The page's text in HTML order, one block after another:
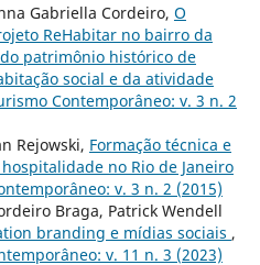
Gabriella Cordeiro, O
ReHabitar no bairro da
patrimônio histórico de
social e da atividade
Contemporâneo: v. 3 n. 2
Rejowski, Formação técnica e
no Rio de Janeiro
v. 3 n. 2 (2015)
Braga, Patrick Wendell
branding e mídias sociais ,
v. 11 n. 3 (2023)